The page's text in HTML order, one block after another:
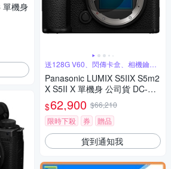
單機身
送128G V60、閃傳卡盒、相機鑰匙
圈
Panasonic LUMIX S5IIX S5m2
X S5II X 單機身 公司貨 DC-S5
M2X
$62,900 $66,210
限時下殺
券 贈品
貨到通知我